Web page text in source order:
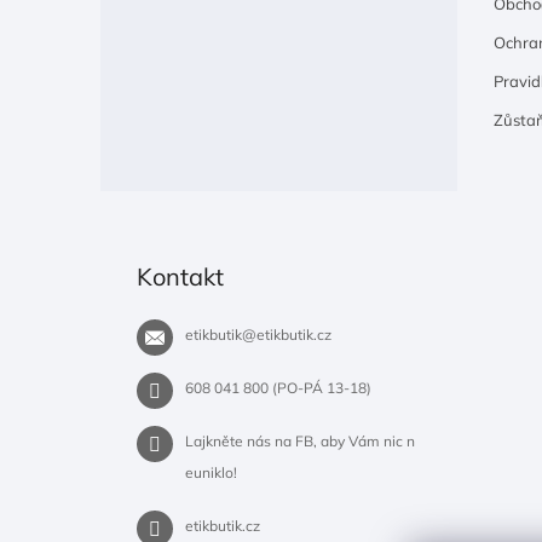
Kontakt
etikbutik@etikbutik.cz
608 041 800 (PO-PÁ 13-18)
Lajkněte nás na FB, aby Vám nic n
euniklo!
etikbutik.cz